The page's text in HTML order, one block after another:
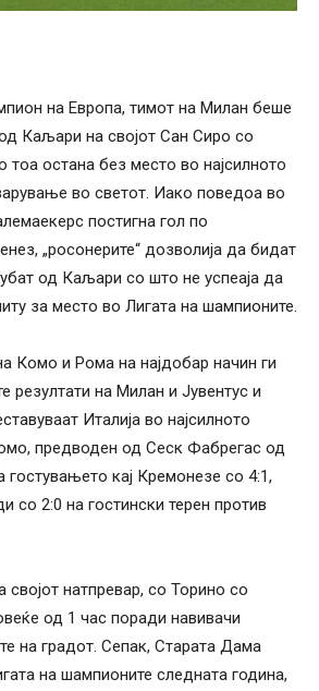
на Европа, тимот на Милан беше
Каљари на својот Сан Сиро со
тоа остана без место во најсилното
во светот. Иако поведоа во
постигна гол по
„росонерите“ дозволија да бидат
од Каљари со што не успеаја да
за место во Лигата на шампионите.
Комо и Рома на најдобар начин ги
резултати на Милан и Јувентус и
Италија во најсилното
предводен од Сеск Фабрегас од
гостувањето кај Кремонезе со 4:1,
со 2:0 на гостински терен против
својот натпревар, со Торино со
од 1 час поради навивачи
на градот. Сепак, Старата Дама
на шампионите следната година,